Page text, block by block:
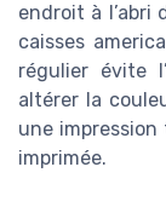
endroit à l’abri
caisses
régulier évite
altérer la
une
imprimée.